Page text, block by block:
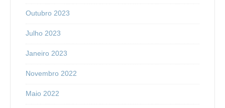
Outubro 2023
Julho 2023
Janeiro 2023
Novembro 2022
Maio 2022